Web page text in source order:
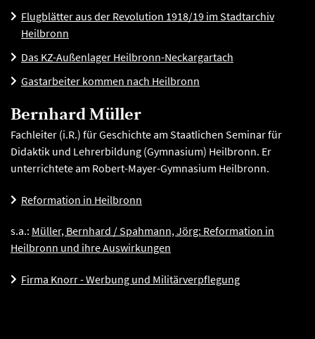
Flugblätter aus der Revolution 1918/19 im Stadtarchiv
Heilbronn
Das KZ-Außenlager Heilbronn-Neckargartach
Gastarbeiter kommen nach Heilbronn
Bernhard Müller
Fachleiter (i.R.) für Geschichte am Staatlichen Seminar für
Didaktik und Lehrerbildung (Gymnasium) Heilbronn. Er
unterrichtete am Robert-Mayer-Gymnasium Heilbronn.
Reformation in Heilbronn
s.a.: Müller, Bernhard / Spahmann, Jörg: Reformation in
Heilbronn und ihre Auswirkungen
Firma Knorr - Werbung und Militärverpflegung